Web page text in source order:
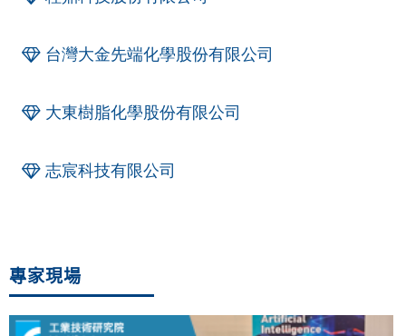
台灣大金先端化學股份有限公司
大東樹脂化學股份有限公司
志宸科技有限公司
專家現場